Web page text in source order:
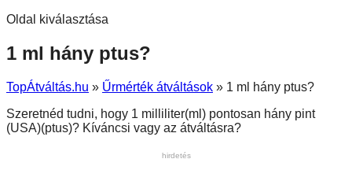
Oldal kiválasztása
1 ml hány ptus?
TopÁtváltás.hu » Űrmérték átváltások » 1 ml hány ptus?
Szeretnéd tudni, hogy 1 milliliter(ml) pontosan hány pint
(USA)(ptus)? Kíváncsi vagy az átváltásra?
hirdetés